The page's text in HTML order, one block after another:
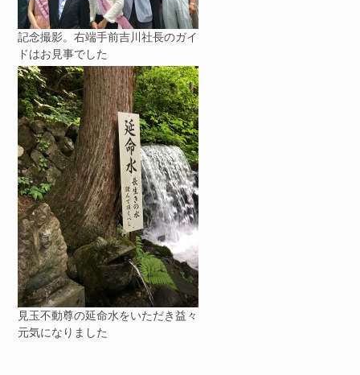
記念撮影。右端手前吉川社長のガイ
ドはお見事でした
見玉不動尊の延命水をいただき益々
元気になりました